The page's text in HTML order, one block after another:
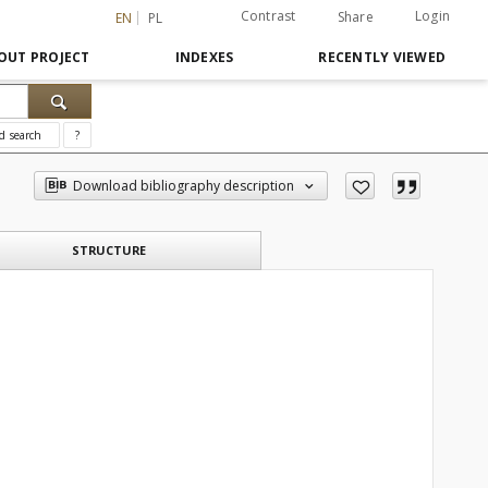
EN PL Contrast Share Login
PROJECT INDEXES RECENTLY VIEWED
search ?
Download bibliography description
STRUCTURE